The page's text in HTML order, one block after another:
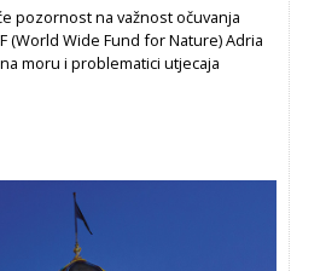
pozornost na važnost očuvanja
(World Wide Fund for Nature) Adria
moru i problematici utjecaja